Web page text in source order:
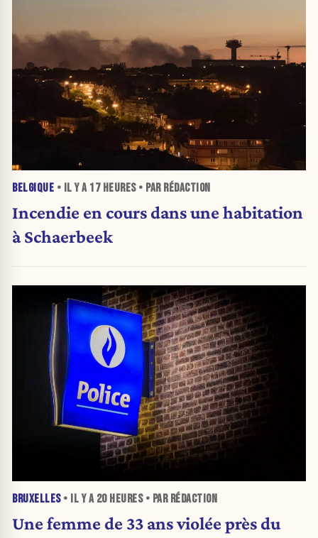
BELGIQUE • IL Y A 17 HEURES• PAR RÉDACTION
Incendie en cours dans une habitation
à Schaerbeek
BRUXELLES• IL Y A 20 HEURES• PAR RÉDACTION
Une femme de 33 ans violée près du